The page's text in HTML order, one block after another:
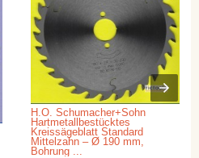
H.O. Schumacher+Sohn
Hartmetallbestücktes
Kreissägeblatt Standard
Mittelzahn – Ø 190 mm,
Bohrung ...